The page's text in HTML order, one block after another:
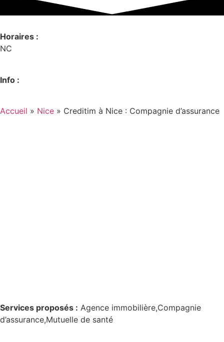
Horaires :
NC
Info :
Accueil » Nice » Creditim à Nice : Compagnie d’assurance
Services proposés : Agence immobilière,Compagnie
d’assurance,Mutuelle de santé